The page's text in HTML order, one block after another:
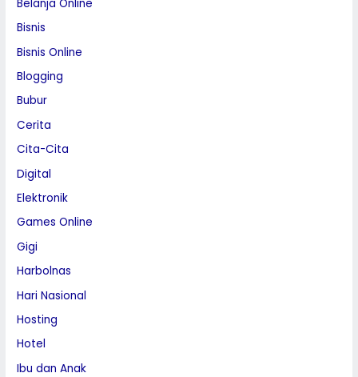
Belanja Online
Bisnis
Bisnis Online
Blogging
Bubur
Cerita
Cita-Cita
Digital
Elektronik
Games Online
Gigi
Harbolnas
Hari Nasional
Hosting
Hotel
Ibu dan Anak